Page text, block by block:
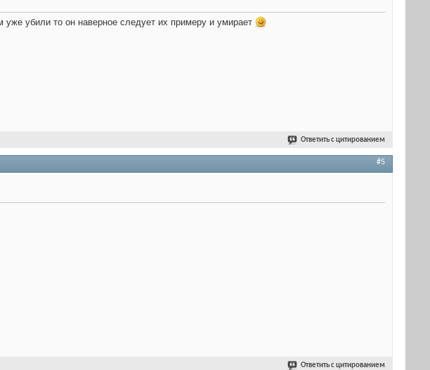
убили то он наверное следует их примеру и умирает
Ответить с цитированием
#5
Ответить с цитированием